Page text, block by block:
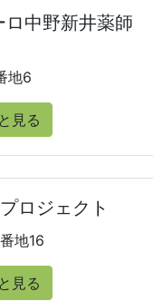
中野新井薬師
地6
見る
ロジェクト
地16
見る